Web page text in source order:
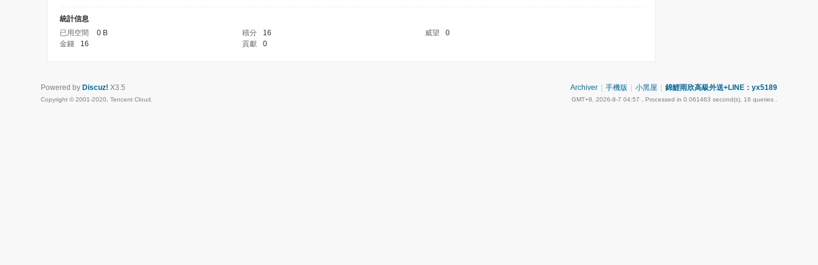
統計信息
已用空間
0 B 積分 16 威望
0
金錢
16 貢獻 0
Archiver 手機版 小黑屋 錦鯉雨欣高級外送+LINE：yx5189
GMT+8, 2026-8-7 04:57 , Processed in 0.061463 second(s), 16 queries .
Powered by Discuz! X3.5
Copyright © 2001-2020, Tencent Cloud.